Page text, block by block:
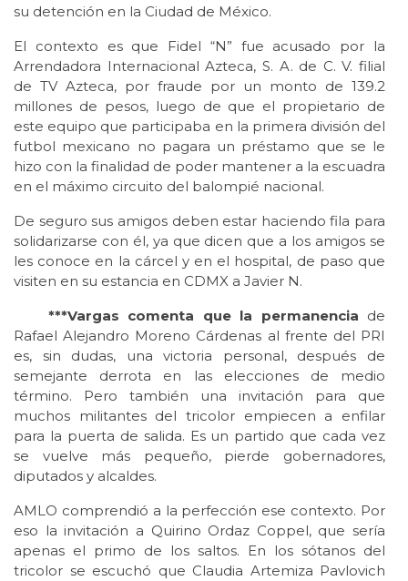
su detención en la Ciudad de México.
El contexto es que Fidel “N” fue acusado por la
Arrendadora Internacional Azteca, S. A. de C. V. filial
de TV Azteca, por fraude por un monto de 139.2
millones de pesos, luego de que el propietario de
este equipo que participaba en la primera división del
futbol mexicano no pagara un préstamo que se le
hizo con la finalidad de poder mantener a la escuadra
en el máximo circuito del balompié nacional.
De seguro sus amigos deben estar haciendo fila para
solidarizarse con él, ya que dicen que a los amigos se
les conoce en la cárcel y en el hospital, de paso que
visiten en su estancia en CDMX a Javier N.
***Vargas comenta que la permanencia de
Rafael Alejandro Moreno Cárdenas al frente del PRI
es, sin dudas, una victoria personal, después de
semejante derrota en las elecciones de medio
término. Pero también una invitación para que
muchos militantes del tricolor empiecen a enfilar
para la puerta de salida. Es un partido que cada vez
se vuelve más pequeño, pierde gobernadores,
diputados y alcaldes.
AMLO comprendió a la perfección ese contexto. Por
eso la invitación a Quirino Ordaz Coppel, que sería
apenas el primo de los saltos. En los sótanos del
tricolor se escuchó que Claudia Artemiza Pavlovich